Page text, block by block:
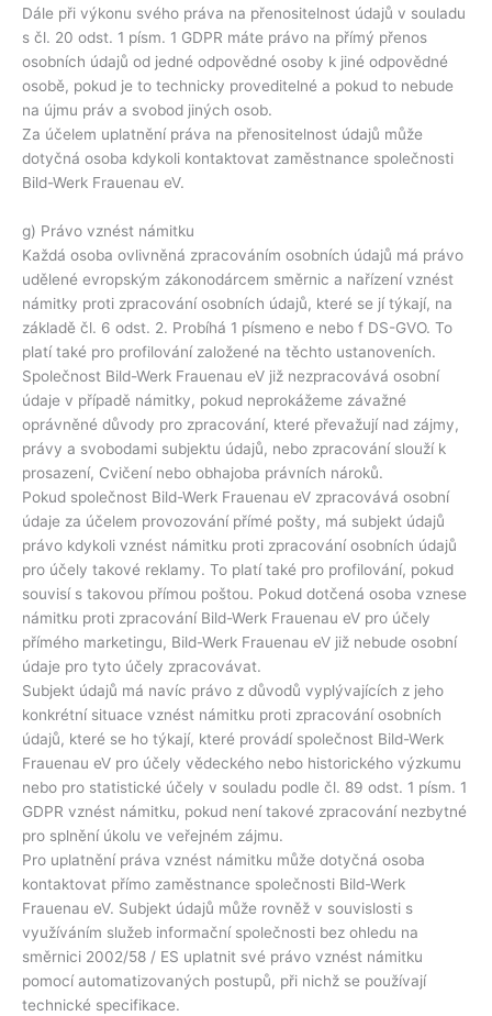
Dále při výkonu svého práva na přenositelnost údajů v souladu
s čl. 20 odst. 1 písm. 1 GDPR máte právo na přímý přenos
osobních údajů od jedné odpovědné osoby k jiné odpovědné
osobě, pokud je to technicky proveditelné a pokud to nebude
na újmu práv a svobod jiných osob.
Za účelem uplatnění práva na přenositelnost údajů může
dotyčná osoba kdykoli kontaktovat zaměstnance společnosti
Bild-Werk Frauenau eV.
g) Právo vznést námitku
Každá osoba ovlivněná zpracováním osobních údajů má právo
udělené evropským zákonodárcem směrnic a nařízení vznést
námitky proti zpracování osobních údajů, které se jí týkají, na
základě čl. 6 odst. 2. Probíhá 1 písmeno e nebo f DS-GVO. To
platí také pro profilování založené na těchto ustanoveních.
Společnost Bild-Werk Frauenau eV již nezpracovává osobní
údaje v případě námitky, pokud neprokážeme závažné
oprávněné důvody pro zpracování, které převažují nad zájmy,
právy a svobodami subjektu údajů, nebo zpracování slouží k
prosazení, Cvičení nebo obhajoba právních nároků.
Pokud společnost Bild-Werk Frauenau eV zpracovává osobní
údaje za účelem provozování přímé pošty, má subjekt údajů
právo kdykoli vznést námitku proti zpracování osobních údajů
pro účely takové reklamy. To platí také pro profilování, pokud
souvisí s takovou přímou poštou. Pokud dotčená osoba vznese
námitku proti zpracování Bild-Werk Frauenau eV pro účely
přímého marketingu, Bild-Werk Frauenau eV již nebude osobní
údaje pro tyto účely zpracovávat.
Subjekt údajů má navíc právo z důvodů vyplývajících z jeho
konkrétní situace vznést námitku proti zpracování osobních
údajů, které se ho týkají, které provádí společnost Bild-Werk
Frauenau eV pro účely vědeckého nebo historického výzkumu
nebo pro statistické účely v souladu podle čl. 89 odst. 1 písm. 1
GDPR vznést námitku, pokud není takové zpracování nezbytné
pro splnění úkolu ve veřejném zájmu.
Pro uplatnění práva vznést námitku může dotyčná osoba
kontaktovat přímo zaměstnance společnosti Bild-Werk
Frauenau eV. Subjekt údajů může rovněž v souvislosti s
využíváním služeb informační společnosti bez ohledu na
směrnici 2002/58 / ES uplatnit své právo vznést námitku
pomocí automatizovaných postupů, při nichž se používají
technické specifikace.